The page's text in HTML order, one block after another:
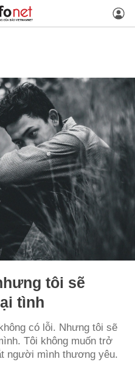
tôi sẽ
tình
có lỗi. Nhưng tôi sẽ
Tôi không muốn trở
người mình thương yêu.